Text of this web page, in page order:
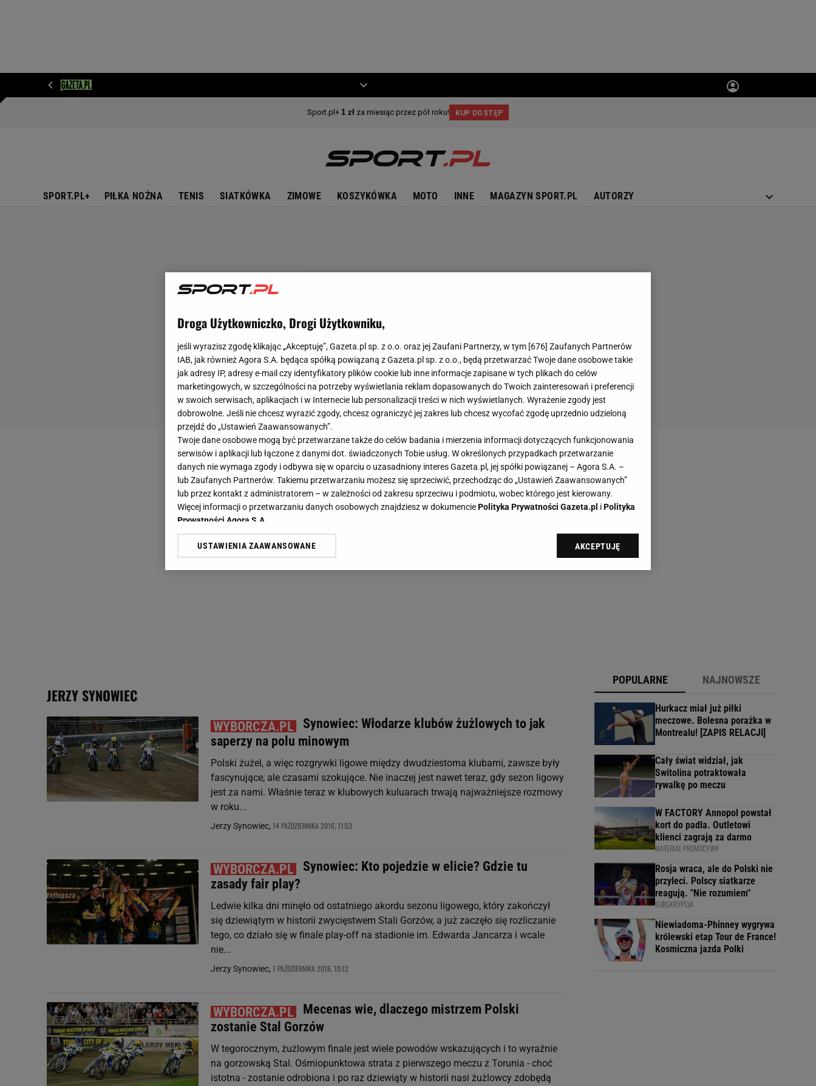
SPORT.PL+ PIŁKA NOŻNA TENIS SIATKÓWKA ZIMOWE KOSZYKÓWKA MOTO INNE MAGAZYN SPORT.PL AUTORZY
JERZY SYNOWIEC
Synowiec: Włodarze klubów żużlowych to jak
saperzy na polu minowym
Polski żużel, a więc rozgrywki ligowe między dwudziestoma klubami, zawsze były
fascynujące, ale czasami szokujące. Nie inaczej jest nawet teraz, gdy sezon ligowy
jest za nami. Właśnie teraz w klubowych kuluarach trwają najważniejsze rozmowy
w roku...
Jerzy Synowiec, 14 PAŹDZIERNIKA 2016, 11:53
Synowiec: Kto pojedzie w elicie? Gdzie tu
zasady fair play?
Ledwie kilka dni minęło od ostatniego akordu sezonu ligowego, który zakończył
się dziewiątym w historii zwycięstwem Stali Gorzów, a już zaczęło się rozliczanie
tego, co działo się w finale play-off na stadionie im. Edwarda Jancarza i wcale
nie...
Jerzy Synowiec, 1 PAŹDZIERNIKA 2016, 10:12
Mecenas wie, dlaczego mistrzem Polski
zostanie Stal Gorzów
W tegorocznym, żużlowym finale jest wiele powodów wskazujących i to wyraźnie
na gorzowską Stal. Ośmiopunktowa strata z pierwszego meczu z Torunia - choć
istotna - zostanie odrobiona i po raz dziewiąty w historii nasi żużlowcy zdobędą
POPULARNE NAJNOWSZE
Hurkacz miał już piłki
meczowe. Bolesna porażka w
Montrealu! [ZAPIS RELACJI]
Cały świat widział, jak
Switolina potraktowała
rywalkę po meczu
W FACTORY Annopol powstał
kort do padla. Outletowi
klienci zagrają za darmo
MATERIAŁ PROMOCYJNY
Rosja wraca, ale do Polski nie
przyleci. Polscy siatkarze
reagują. "Nie rozumiem"
SUBSKRYPCJA
Niewiadoma-Phinney wygrywa
królewski etap Tour de France!
Kosmiczna jazda Polki
Droga Użytkowniczko, Drogi Użytkowniku,
jeśli wyrazisz zgodę klikając „Akceptuję”, Gazeta.pl sp. z o.o. oraz jej Zaufani Partnerzy, w tym [676] Zaufanych Partnerów
IAB, jak również Agora S.A. będąca spółką powiązaną z Gazeta.pl sp. z o.o., będą przetwarzać Twoje dane osobowe takie
jak adresy IP, adresy e-mail czy identyfikatory plików cookie lub inne informacje zapisane w tych plikach do celów
marketingowych, w szczególności na potrzeby wyświetlania reklam dopasowanych do Twoich zainteresowań i preferencji
w swoich serwisach, aplikacjach i w Internecie lub personalizacji treści w nich wyświetlanych. Wyrażenie zgody jest
dobrowolne. Jeśli nie chcesz wyrazić zgody, chcesz ograniczyć jej zakres lub chcesz wycofać zgodę uprzednio udzieloną
przejdź do „Ustawień Zaawansowanych”.
Twoje dane osobowe mogą być przetwarzane także do celów badania i mierzenia informacji dotyczących funkcjonowania
serwisów i aplikacji lub łączone z danymi dot. świadczonych Tobie usług. W określonych przypadkach przetwarzanie
danych nie wymaga zgody i odbywa się w oparciu o uzasadniony interes Gazeta.pl, jej spółki powiązanej – Agora S.A. –
lub Zaufanych Partnerów. Takiemu przetwarzaniu możesz się sprzeciwić, przechodząc do „Ustawień Zaawansowanych”
lub przez kontakt z administratorem – w zależności od zakresu sprzeciwu i podmiotu, wobec którego jest kierowany.
Więcej informacji o przetwarzaniu danych osobowych znajdziesz w dokumenciePolityka Prywatności Gazeta.pl iPolityka
Prywatności Agora S.A.
Klikając „Akceptuję” wyrażasz też zgodę na zainstalowanie i przechowywanie plików cookie Gazeta.pl sp. z o.o., jej
Zaufanych Partnerów i Agora S.A. na Twoim urządzeniu końcowym. Możesz w każdej chwili zmienić swoje preferencje
USTAWIENIA ZAAWANSOWANE AKCEPTUJĘ